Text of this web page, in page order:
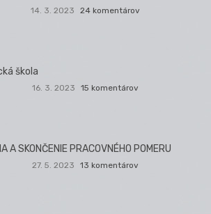
14. 3. 2023 24 komentárov
škola
16. 3. 2023 15 komentárov
A SKONČENIE PRACOVNÉHO POMERU
27. 5. 2023 13 komentárov